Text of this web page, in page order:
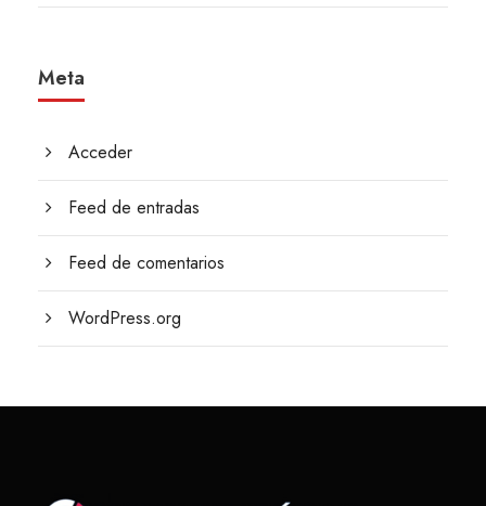
Meta
Acceder
Feed de entradas
Feed de comentarios
WordPress.org